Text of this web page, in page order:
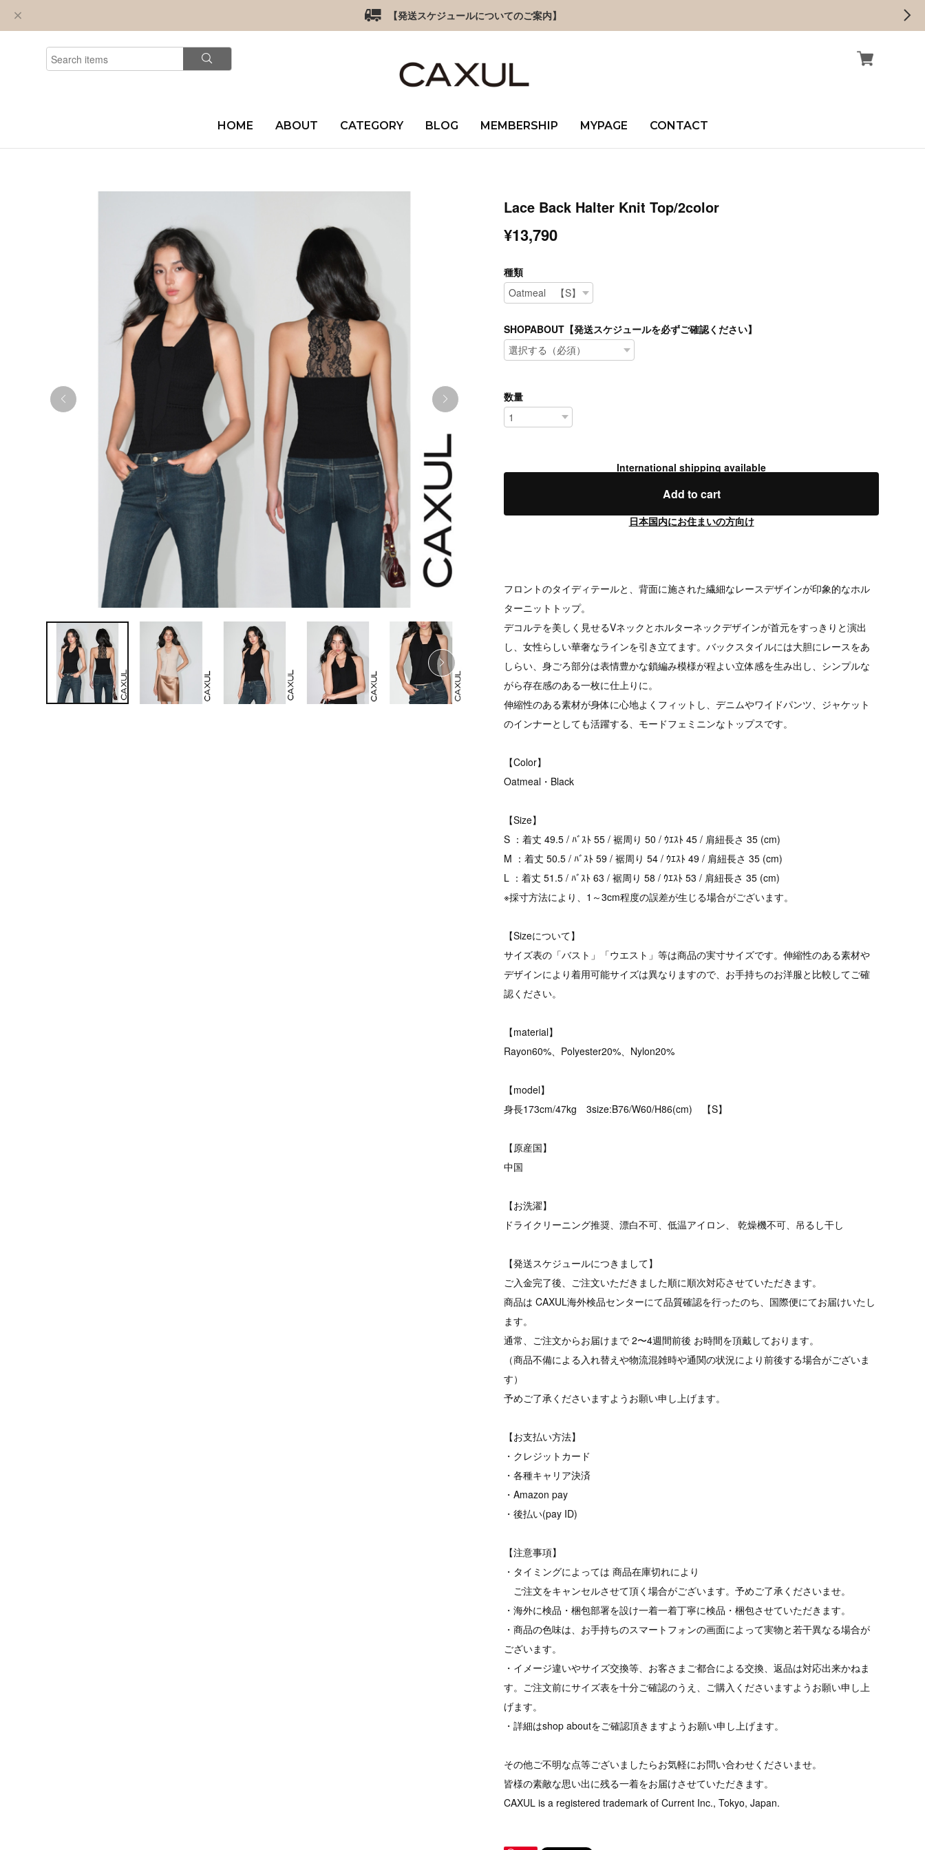
【発送スケジュールについてのご案内】
HOME ABOUT CATEGORY BLOG MEMBERSHIP MYPAGE CONTACT
Lace Back Halter Knit Top/2color
¥13,790
種類
SHOPABOUT【発送スケジュールを必ずご確認ください】
数量
International shipping available
Add to cart
日本国内にお住まいの方向け
フロントのタイディテールと、背面に施された繊細なレースデザインが印象的なホル
ターニットトップ。
デコルテを美しく見せるVネックとホルターネックデザインが首元をすっきりと演出
し、女性らしい華奢なラインを引き立てます。バックスタイルには大胆にレースをあ
しらい、身ごろ部分は表情豊かな鎖編み模様が程よい立体感を生み出し、シンプルな
がら存在感のある一枚に仕上りに。
伸縮性のある素材が身体に心地よくフィットし、デニムやワイドパンツ、ジャケット
のインナーとしても活躍する、モードフェミニンなトップスです。
【Color】
Oatmeal・Black
【Size】
S ：着丈 49.5 / ﾊﾞｽﾄ 55 / 裾周り 50 / ｳｴｽﾄ 45 / 肩紐長さ 35 (cm)
M ：着丈 50.5 / ﾊﾞｽﾄ 59 / 裾周り 54 / ｳｴｽﾄ 49 / 肩紐長さ 35 (cm)
L ：着丈 51.5 / ﾊﾞｽﾄ 63 / 裾周り 58 / ｳｴｽﾄ 53 / 肩紐長さ 35 (cm)
※採寸方法により、1～3cm程度の誤差が生じる場合がございます。
【Sizeについて】
サイズ表の「バスト」「ウエスト」等は商品の実寸サイズです。伸縮性のある素材や
デザインにより着用可能サイズは異なりますので、お手持ちのお洋服と比較してご確
認ください。
【material】
Rayon60%、Polyester20%、Nylon20%
【model】
身長173cm/47kg 3size:B76/W60/H86(cm) 【S】
【原産国】
中国
【お洗濯】
ドライクリーニング推奨、漂白不可、低温アイロン、 乾燥機不可、吊るし干し
【発送スケジュールにつきまして】
ご入金完了後、ご注文いただきました順に順次対応させていただきます。
商品は CAXUL海外検品センターにて品質確認を行ったのち、国際便にてお届けいたし
ます。
通常、ご注文からお届けまで 2〜4週間前後 お時間を頂戴しております。
（商品不備による入れ替えや物流混雑時や通関の状況により前後する場合がございま
す）
予めご了承くださいますようお願い申し上げます。
【お支払い方法】
・クレジットカード
・各種キャリア決済
・Amazon pay
・後払い(pay ID)
【注意事項】
・タイミングによっては 商品在庫切れにより
ご注文をキャンセルさせて頂く場合がございます。予めご了承くださいませ。
・海外に検品・梱包部署を設け一着一着丁寧に検品・梱包させていただきます。
・商品の色味は、お手持ちのスマートフォンの画面によって実物と若干異なる場合が
ございます。
・イメージ違いやサイズ交換等、お客さまご都合による交換、返品は対応出来かねま
す。ご注文前にサイズ表を十分ご確認のうえ、ご購入くださいますようお願い申し上
げます。
・詳細はshop aboutをご確認頂きますようお願い申し上げます。
その他ご不明な点等ございましたらお気軽にお問い合わせくださいませ。
皆様の素敵な思い出に残る一着をお届けさせていただきます。
CAXUL is a registered trademark of Current Inc., Tokyo, Japan.